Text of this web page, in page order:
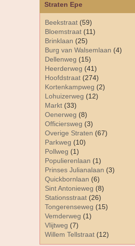
Straten Epe
Beekstraat (59)
Bloemstraat (11)
Brinklaan (25)
Burg van Walsemlaan (4)
Dellenweg (15)
Heerderweg (41)
Hoofdstraat (274)
Kortenkampweg (2)
Lohuizerweg (12)
Markt (33)
Oenerweg (8)
Officiersweg (3)
Overige Straten (67)
Parkweg (10)
Pollweg (1)
Populierenlaan (1)
Prinses Julianalaan (3)
Quickbornlaan (6)
Sint Antonieweg (8)
Stationsstraat (26)
Tongerenseweg (15)
Vemderweg (1)
Vlijtweg (7)
Willem Tellstraat (12)